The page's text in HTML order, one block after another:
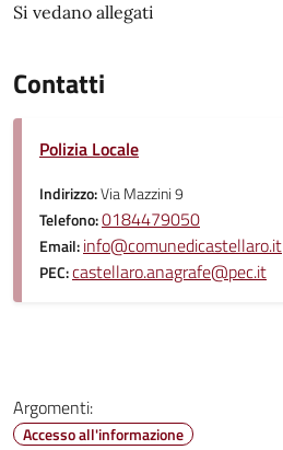
Si vedano allegati
Contatti
Polizia Locale
Indirizzo:Via Mazzini 9
Telefono:0184479050
Email:info@comunedicastellaro.it
PEC:castellaro.anagrafe@pec.it
Argomenti:
Accesso all'informazione